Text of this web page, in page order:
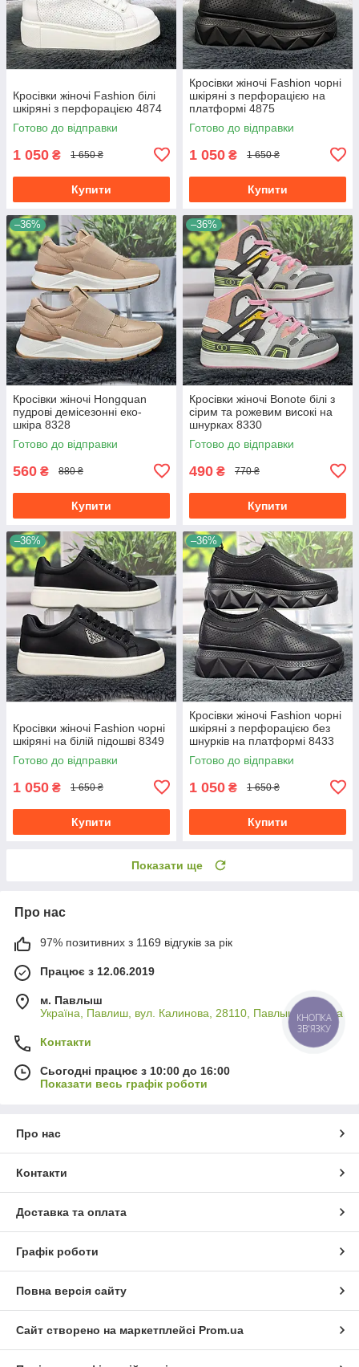
Кросівки жіночі Fashion білі
шкіряні з перфорацією 4874
Готово до відправки
1 050 ₴ 1 650 ₴
Купити
Кросівки жіночі Fashion чорні
шкіряні з перфорацією на
платформі 4875
Готово до відправки
1 050 ₴ 1 650 ₴
Купити
–36%
Кросівки жіночі Hongquan
пудрові демісезонні еко-
шкіра 8328
Готово до відправки
560 ₴ 880 ₴
Купити
–36%
Кросівки жіночі Bonote білі з
сірим та рожевим високі на
шнурках 8330
Готово до відправки
490 ₴ 770 ₴
Купити
–36%
Кросівки жіночі Fashion чорні
шкіряні на білій підошві 8349
Готово до відправки
1 050 ₴ 1 650 ₴
Купити
–36%
Кросівки жіночі Fashion чорні
шкіряні з перфорацією без
шнурків на платформі 8433
Готово до відправки
1 050 ₴ 1 650 ₴
Купити
Показати ще
Про нас
97% позитивних з 1169 відгуків за рік
Працює з 12.06.2019
м. Павлыш
Україна, Павлиш, вул. Калинова, 28110, Павлыш, Україна
Контакти
Сьогодні працює з 10:00 до 16:00
Показати весь графік роботи
Про нас
Контакти
Доставка та оплата
Графік роботи
Повна версія сайту
Сайт створено на маркетплейсі Prom.ua
КНОПКА
ЗВ'ЯЗКУ